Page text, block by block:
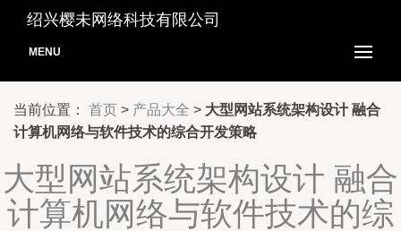
绍兴樱未网络科技有限公司
MENU
当前位置： 首页 > 产品大全 > 大型网站系统架构设计 融合
计算机网络与软件技术的综合开发策略
大型网站系统架构设计 融合
计算机网络与软件技术的综